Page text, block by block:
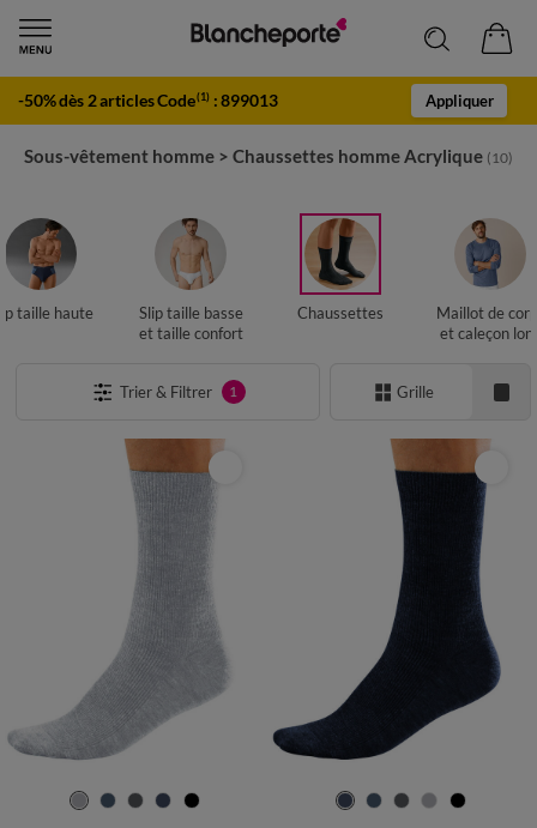
-50% dès 2 articles Code(1) :899013 Appliquer
Sous-vêtement homme > Chaussettes homme Acrylique (10)
taille haute
Slip taille basse
et taille confort
Chaussettes
Maillot de
et caleçon
Trier & Filtrer 1 Grille
39/42 43/46 47/50 39/42 43/46 47/50